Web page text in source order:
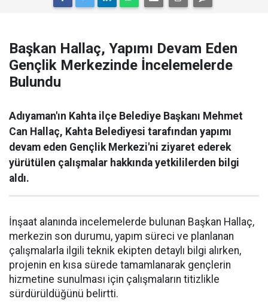
Başkan Hallaç, Yapımı Devam Eden
Gençlik Merkezinde İncelemelerde
Bulundu
Adıyaman'ın Kahta ilçe Belediye Başkanı Mehmet
Can Hallaç, Kahta Belediyesi tarafından yapımı
devam eden Gençlik Merkezi'ni ziyaret ederek
yürütülen çalışmalar hakkında yetkililerden bilgi
aldı.
İnşaat alanında incelemelerde bulunan Başkan Hallaç,
merkezin son durumu, yapım süreci ve planlanan
çalışmalarla ilgili teknik ekipten detaylı bilgi alırken,
projenin en kısa sürede tamamlanarak gençlerin
hizmetine sunulması için çalışmaların titizlikle
sürdürüldüğünü belirtti.